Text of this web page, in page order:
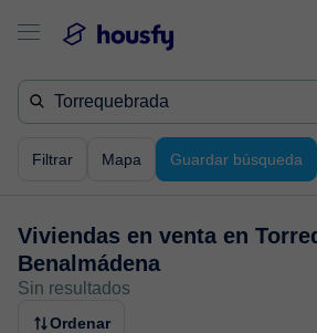
Filtrar Mapa Guardar búsqueda
Viviendas en venta en
Benalmádena
Sin resultados
Ordenar